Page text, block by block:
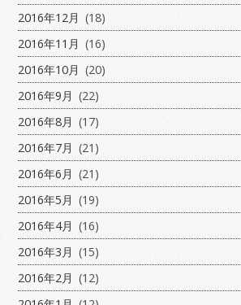
2016年12月 (18)
2016年11月 (16)
2016年10月 (20)
2016年9月 (22)
2016年8月 (17)
2016年7月 (21)
2016年6月 (21)
2016年5月 (19)
2016年4月 (16)
2016年3月 (15)
2016年2月 (12)